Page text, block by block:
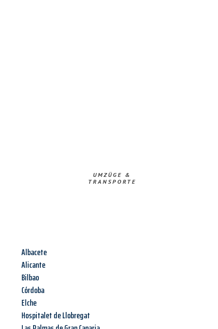
UMZÜGE &
TRANSPORTE
Albacete
Alicante
Bilbao
Córdoba
Elche
Hospitalet de Llobregat